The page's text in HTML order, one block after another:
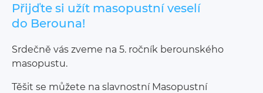
Přijďte si užít masopustní veselí
do Berouna!
Srdečně vás zveme na 5. ročník berounského
masopustu.
Těšit se můžete na slavnostní Masopustní